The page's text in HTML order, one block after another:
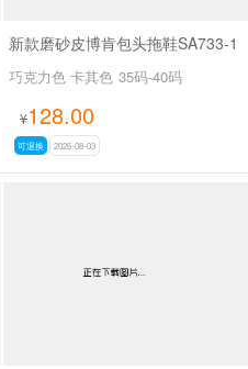
新款磨砂皮博肯包头拖鞋SA733-1
巧克力色 卡其色 35码-40码
¥128.00
可退换 2026-08-03